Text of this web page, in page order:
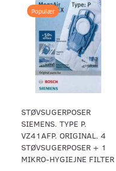
Populær
STØVSUGERPOSER
SIEMENS. TYPE P.
VZ41AFP. ORIGINAL. 4
STØVSUGERPOSER + 1
MIKRO-HYGIEJNE FILTER